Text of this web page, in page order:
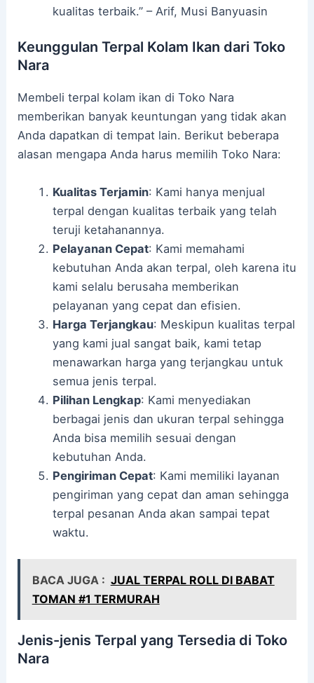
kualitas terbaik.” – Arif, Musi Banyuasin
Keunggulan Terpal Kolam Ikan dari Toko
Nara
Membeli terpal kolam ikan di Toko Nara
memberikan banyak keuntungan yang tidak akan
Anda dapatkan di tempat lain. Berikut beberapa
alasan mengapa Anda harus memilih Toko Nara:
Kualitas Terjamin: Kami hanya menjual
terpal dengan kualitas terbaik yang telah
teruji ketahanannya.
Pelayanan Cepat: Kami memahami
kebutuhan Anda akan terpal, oleh karena itu
kami selalu berusaha memberikan
pelayanan yang cepat dan efisien.
Harga Terjangkau: Meskipun kualitas terpal
yang kami jual sangat baik, kami tetap
menawarkan harga yang terjangkau untuk
semua jenis terpal.
Pilihan Lengkap: Kami menyediakan
berbagai jenis dan ukuran terpal sehingga
Anda bisa memilih sesuai dengan
kebutuhan Anda.
Pengiriman Cepat: Kami memiliki layanan
pengiriman yang cepat dan aman sehingga
terpal pesanan Anda akan sampai tepat
waktu.
BACA JUGA : JUAL TERPAL ROLL DI BABAT
TOMAN #1 TERMURAH
Jenis-jenis Terpal yang Tersedia di Toko
Nara